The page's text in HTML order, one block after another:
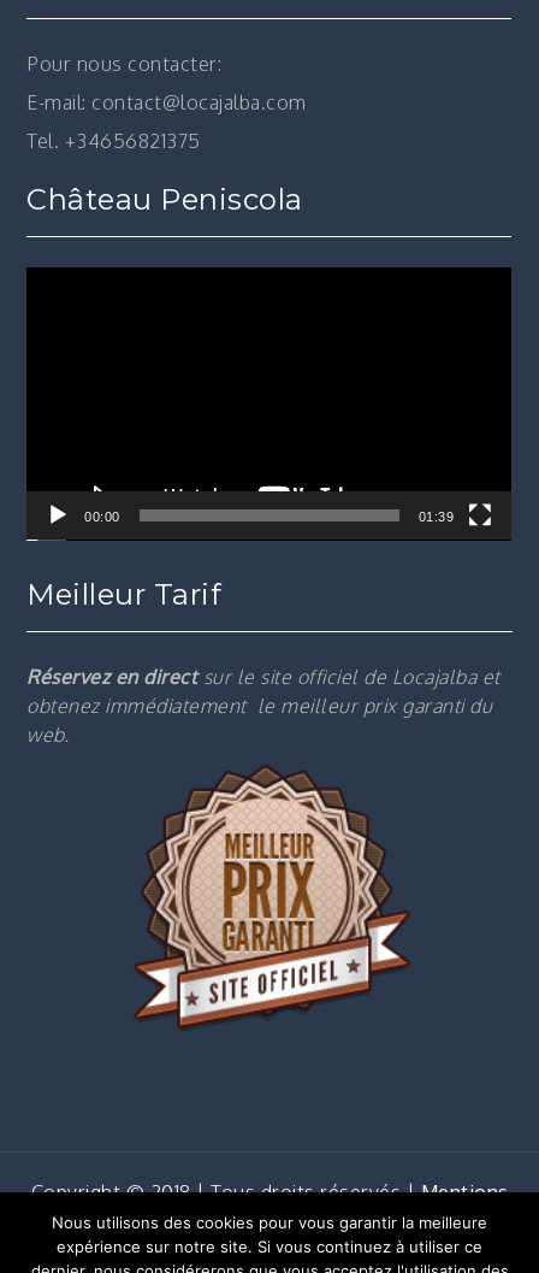
Pour nous contacter:
E-mail: contact@locajalba.com
Tel. +34656821375
Château Peniscola
00:00 01:39
Meilleur Tarif
Réservez en directsur le site officiel de Locajalba et
obtenez immédiatement le meilleur prix garanti du
web.
Copyright © 2018 | Tous droits réservés |Mentions
Shark Business byShark Themes
Nous utilisons des cookies pour vous garantir la meilleure
expérience sur notre site. Si vous continuez à utiliser ce